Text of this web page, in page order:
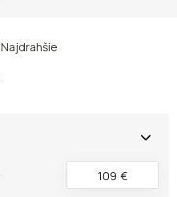
Najdrahšie
€
109